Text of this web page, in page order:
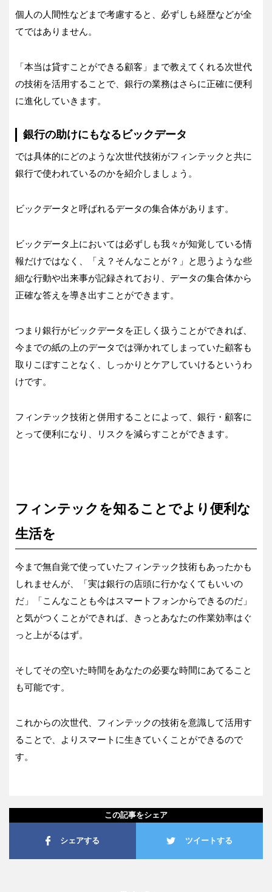
個人の人間性などまで考慮すると、必ずしも経歴などが全
てではありません。
「本当は貸すことができる顧客」まで教えてくれる次世代
の技術を活用することで、銀行の業務はさらに正確に便利
に進化していきます。
銀行の助けにもなるビックデータ
では具体的にどのような次世代技術がフィンテックと共に
銀行で使われているのかを紹介しましょう。
ビックデータと呼ばれるデータの集合体があります。
ビックデータ上においては必ずしも我々が知覚している情
報だけではなく、「え？そんなことが？」と思うような些
細な行動や出来事が記録されており、データの集合体から
正確な答えを導き出すことができます。
つまり銀行がビックデータを正しく扱うことができれば、
今までの紙の上のデータでは弾かれてしまっていた顧客も
取りこぼすことなく、しっかりとケアしていけるというわ
けです。
フィンテック技術と併用することによって、銀行・顧客に
とって便利になり、リスクを減らすことができます。
フィンテックを知ることでより便利な
生活を
今まで無自覚で使っていたフィンテック技術もあったかも
しれませんが、「実は銀行の店頭に行かなくてもいいの
だ」「こんなことも今はスマートフォンからできるのだ」
と気がつくことができれば、きっとあなたの作業効率はぐ
っと上がるはず。
そしてその空いた時間をあなたの必要な時間にあてること
も可能です。
これからの次世代、フィンテックの技術を意識して活用す
ることで、よりスマートに生きていくことができるので
す。
この記事をシェア
シェアする ツイートする